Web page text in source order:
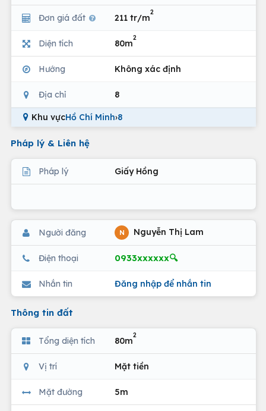
Đơn giá đất 211 tr/m
2
Diện tích 80m
2
Hướng Không xác định
Địa chỉ 8
Khu vựcHồ Chí Minh›8
Pháp lý & Liên hệ
Pháp lý Giấy Hồng
Người đăng N Nguyễn Thị Lam
Điện thoại 0933xxxxxx🔍
Nhắn tin Đăng nhập để nhắn tin
Thông tin đất
Tổng diện tích 80m
2
Vị trí Mặt tiền
Mặt đường 5m